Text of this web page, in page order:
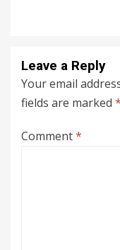
Leave a Reply
Your email
fields are marked *
Comment*